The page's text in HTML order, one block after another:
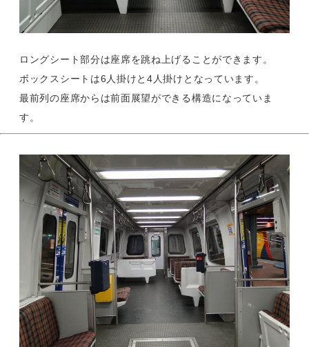
ロングシート部分は座席を跳ね上げることができます。
ボックスシートは6人掛けと4人掛けとなっています。
最前列の座席からは前面展望ができる構造になっていま
す。